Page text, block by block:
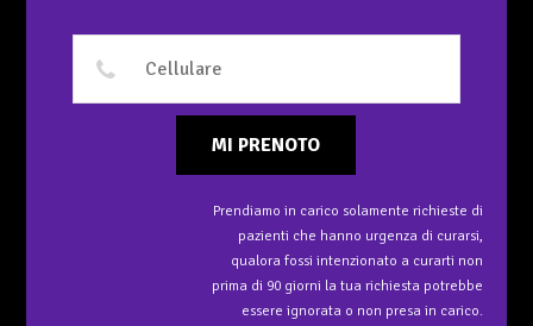
MI PRENOTO
Prendiamo in carico solamente richieste di
pazienti che hanno urgenza di curarsi,
qualora fossi intenzionato a curarti non
prima di 90 giorni la tua richiesta potrebbe
essere ignorata o non presa in carico.